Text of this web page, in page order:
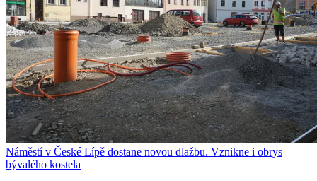
Náměstí v České Lípě dostane novou dlažbu. Vznikne i obrys
bývalého kostela